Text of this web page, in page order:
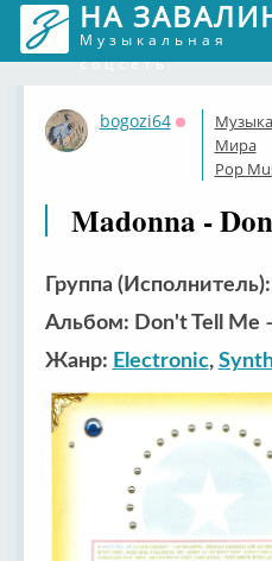
НА
Музыкальная
соцсеть
bogozi64
Оффлайн
Мира
Pop
Madonna -
Группа
Альбом: Don't Tell Me
Жанр: Electronic,